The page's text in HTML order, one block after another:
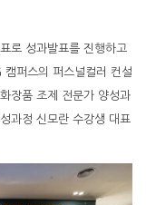
로 성과발표를 진행하고
퍼스의 퍼스널컬러 컨설
장품 조제 전문가 양성과
과정 신모란 수강생 대표